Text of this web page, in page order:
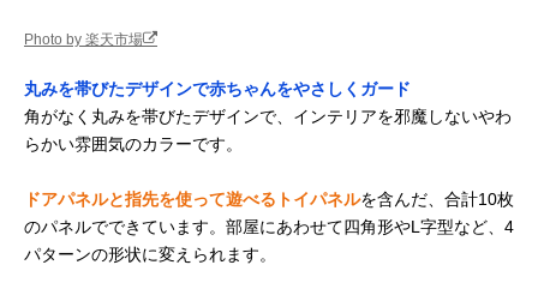
Photo by 楽天市場
丸みを帯びたデザインで赤ちゃんをやさしくガード
角がなく丸みを帯びたデザインで、インテリアを邪魔しないやわ
らかい雰囲気のカラーです。
ドアパネルと指先を使って遊べるトイパネルを含んだ、合計10枚
のパネルでできています。部屋にあわせて四角形やL字型など、4
パターンの形状に変えられます。